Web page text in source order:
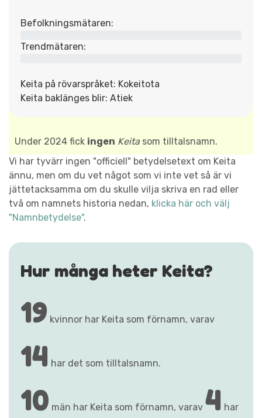
Befolkningsmätaren:
Trendmätaren:
Keita på rövarspråket: Kokeitota
Keita baklänges blir: Atiek
Under 2024 fick ingen Keitasom tilltalsnamn.
Vi har tyvärr ingen "officiell" betydelsetext om Keita
ännu, men om du vet något som vi inte vet så är vi
jättetacksamma om du skulle vilja skriva en rad eller
två om namnets historia nedan, klicka här och välj
"Namnbetydelse".
Hur många heter Keita?
19 kvinnor har Keita som förnamn, varav
14 har det som tilltalsnamn.
10 män har Keita som förnamn, varav 4 har